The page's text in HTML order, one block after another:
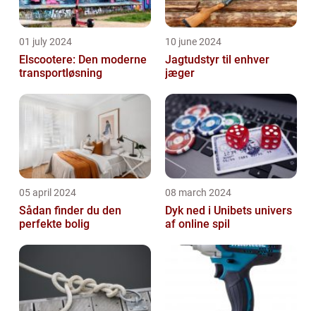
01 july 2024
Elscootere: Den moderne
transportløsning
10 june 2024
Jagtudstyr til enhver
jæger
05 april 2024
Sådan finder du den
perfekte bolig
08 march 2024
Dyk ned i Unibets univers
af online spil